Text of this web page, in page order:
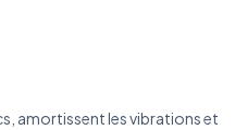
amortissent les vibrations et